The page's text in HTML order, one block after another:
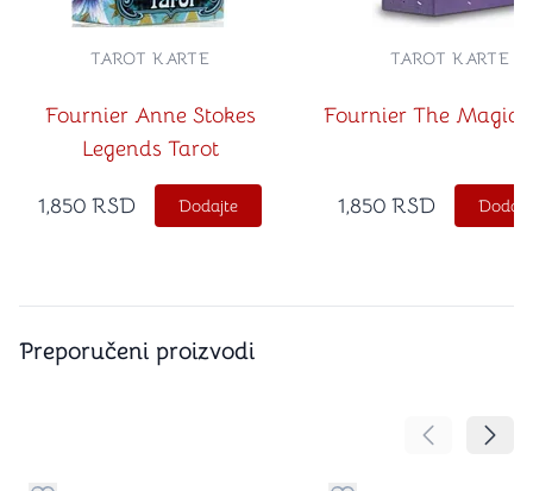
Fournier Anne Stokes
Legends​ Tarot
TAROT KARTE
1,850 RSD Dodajte
Fournier The Magic
TAROT KARTE
1,850 RSD
Preporučeni proizvodi
Pomeranje